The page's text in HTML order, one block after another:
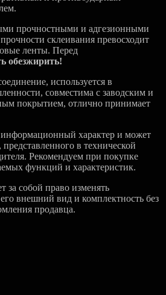
прочностными и адгезионными
склеивания превосходит
ленты. Перед
обезжирить!
используется в
совместима с заводским и
покрытием, отлично принимает
характер и может
в технической
Рекомендуем при покупке
функций и характеристик.
за собой право изменять
внешний вид и комплектность без
продавца.